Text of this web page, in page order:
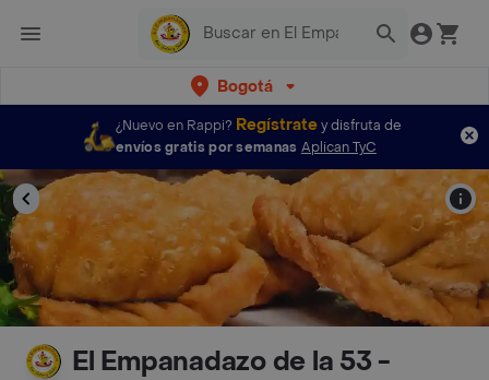
Bogotá
¿Nuevo en Rappi? Regístratey disfruta de
envíos gratis por semanas Aplican TyC
El Empanadazo de la 53 -